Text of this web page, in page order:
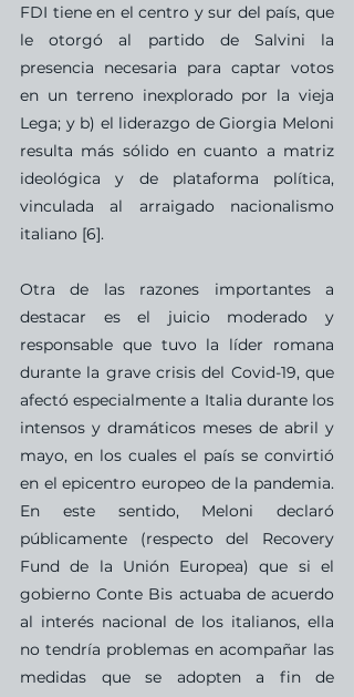
FDI tiene en el centro y sur del país, que
le otorgó al partido de Salvini la
presencia necesaria para captar votos
en un terreno inexplorado por la vieja
Lega; y b) el liderazgo de Giorgia Meloni
resulta más sólido en cuanto a matriz
ideológica y de plataforma política,
vinculada al arraigado nacionalismo
italiano [6].
Otra de las razones importantes a
destacar es el juicio moderado y
responsable que tuvo la líder romana
durante la grave crisis del Covid-19, que
afectó especialmente a Italia durante los
intensos y dramáticos meses de abril y
mayo, en los cuales el país se convirtió
en el epicentro europeo de la pandemia.
En este sentido, Meloni declaró
públicamente (respecto del Recovery
Fund de la Unión Europea) que si el
gobierno Conte Bis actuaba de acuerdo
al interés nacional de los italianos, ella
no tendría problemas en acompañar las
medidas que se adopten a fin de